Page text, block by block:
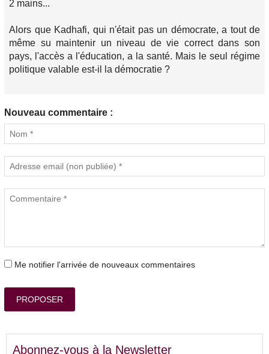
2 mains...
Alors que Kadhafi, qui n'était pas un démocrate, a tout de
même su maintenir un niveau de vie correct dans son
pays, l'accès a l'éducation, a la santé. Mais le seul régime
politique valable est-il la démocratie ?
Nouveau commentaire :
Me notifier l'arrivée de nouveaux commentaires
PROPOSER
Abonnez-vous à la Newsletter